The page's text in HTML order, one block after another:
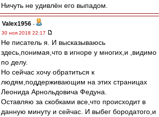
Ничуть не удивлён его выпадом.
Valex1956 -
30 ноя 2018 22:17
Не писатель я. И высказываюсь
здесь,понимая,что в игноре у многих,и ,видимо
по делу.
Но сейчас хочу обратиться к
людям,поддерживающим на этих страницах
Леонида Арнольдовича Федуна.
Оставляю за скобками все,что происходит в
данную минуту и сейчас. И выбег бородатого,и